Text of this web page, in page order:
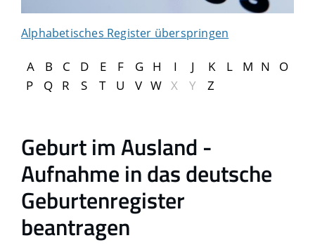
Alphabetisches Register überspringen
A B C D E F G H I J K L M N
O
P
Q R S T U V W X Y Z
Geburt im Ausland -
Aufnahme in das deutsche
Geburtenregister
beantragen